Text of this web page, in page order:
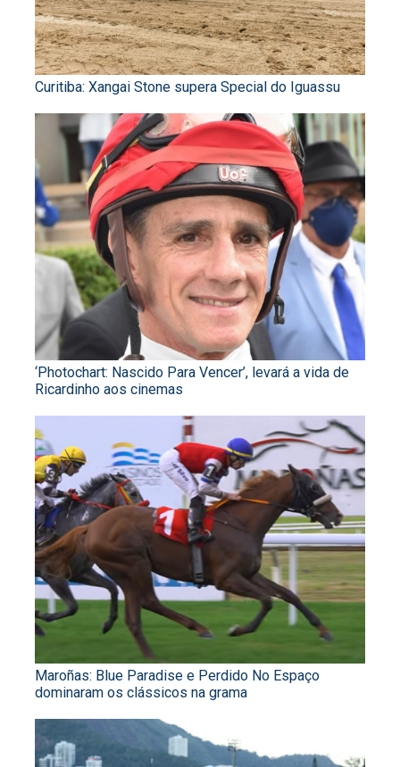
Curitiba: Xangai Stone supera Special do Iguassu
‘Photochart: Nascido Para Vencer’, levará a vida de
Ricardinho aos cinemas
Maroñas: Blue Paradise e Perdido No Espaço
dominaram os clássicos na grama